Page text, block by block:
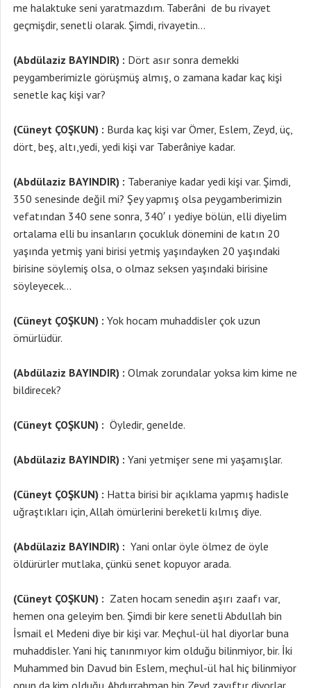
me halaktuke seni yaratmazdım. Taberâni de bu rivayet
geçmişdir, senetli olarak. Şimdi, rivayetin…
(Abdülaziz BAYINDIR) : Dört asır sonra demekki
peygamberimizle görüşmüş almış, o zamana kadar kaç kişi
senetle kaç kişi var?
(Cüneyt ÇOŞKUN) : Burda kaç kişi var Ömer, Eslem, Zeyd, üç,
dört, beş, altı,yedi, yedi kişi var Taberâniye kadar.
(Abdülaziz BAYINDIR) : Taberaniye kadar yedi kişi var. Şimdi,
350 senesinde değil mi? Şey yapmış olsa peygamberimizin
vefatından 340 sene sonra, 340′ ı yediye bölün, elli diyelim
ortalama elli bu insanların çocukluk dönemini de katın 20
yaşında yetmiş yani birisi yetmiş yaşındayken 20 yaşındaki
birisine söylemiş olsa, o olmaz seksen yaşındaki birisine
söyleyecek…
(Cüneyt ÇOŞKUN) : Yok hocam muhaddisler çok uzun
ömürlüdür.
(Abdülaziz BAYINDIR) : Olmak zorundalar yoksa kim kime ne
bildirecek?
(Cüneyt ÇOŞKUN) : Öyledir, genelde.
(Abdülaziz BAYINDIR) : Yani yetmişer sene mi yaşamışlar.
(Cüneyt ÇOŞKUN) : Hatta birisi bir açıklama yapmış hadisle
uğraştıkları için, Allah ömürlerini bereketli kılmış diye.
(Abdülaziz BAYINDIR) : Yani onlar öyle ölmez de öyle
öldürürler mutlaka, çünkü senet kopuyor arada.
(Cüneyt ÇOŞKUN) : Zaten hocam senedin aşırı zaafı var,
hemen ona geleyim ben. Şimdi bir kere senetli Abdullah bin
İsmail el Medeni diye bir kişi var. Meçhul-ül hal diyorlar buna
muhaddisler. Yani hiç tanınmıyor kim olduğu bilinmiyor, bir. İki
Muhammed bin Davud bin Eslem, meçhul-ül hal hiç bilinmiyor
onun da kim olduğu. Abdurrahman bin Zeyd zayıftır diyorlar.